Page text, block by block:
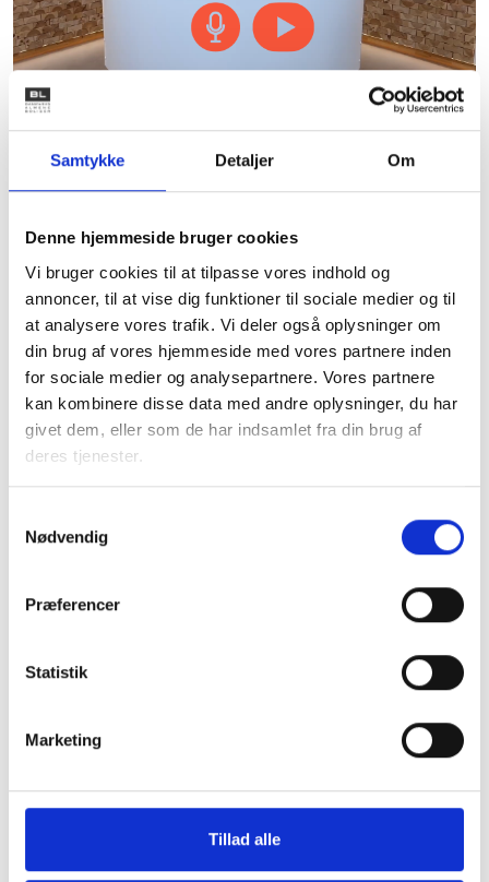
Samtykke Detaljer Om
Denne hjemmeside bruger cookies
Vi bruger cookies til at tilpasse vores indhold og
annoncer, til at vise dig funktioner til sociale medier og til
at analysere vores trafik. Vi deler også oplysninger om
din brug af vores hjemmeside med vores partnere inden
for sociale medier og analysepartnere. Vores partnere
kan kombinere disse data med andre oplysninger, du har
givet dem, eller som de har indsamlet fra din brug af
deres tjenester.
Nødvendig
Præferencer
Statistik
Marketing
Tillad alle
Biodiversitet og grønne
fællesskaber
Den almene sektor arbejder for gode boligområder
med plads til både grønne tiltag, fællesskab og
biodiversitet. I områderne mellem de almene
boliger er der nemlig gode muligheder for at skabe
grønne oaser og for at skabe levesteder for både
planter og dyr, som samtidig kan danne grobund
for fællesskab og engagement blandt beboerne.
Læs mere